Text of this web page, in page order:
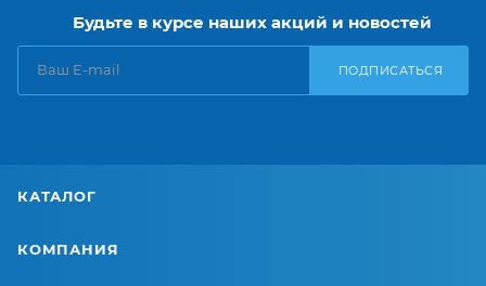
Будьте в курсе наших акций и новостей
ПОДПИСАТЬСЯ
КАТАЛОГ
КОМПАНИЯ